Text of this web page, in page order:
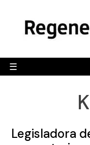
content
☰
Legisladora